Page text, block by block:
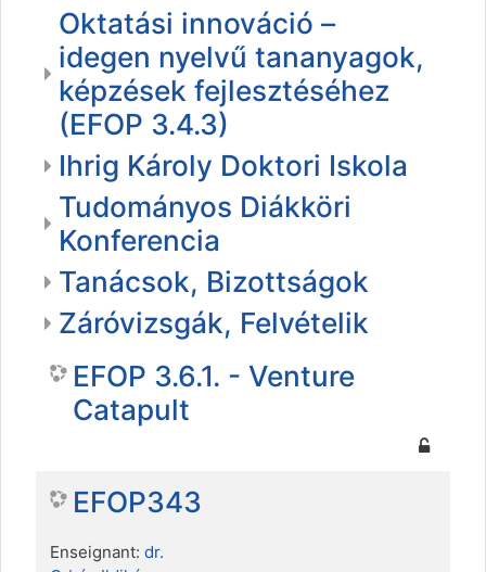
Oktatási innováció –
idegen nyelvű tananyagok,
képzések fejlesztéséhez
(EFOP 3.4.3)
Ihrig Károly Doktori Iskola
Tudományos Diákköri
Konferencia
Tanácsok, Bizottságok
Záróvizsgák, Felvételik
EFOP 3.6.1. - Venture
Catapult
EFOP343
Enseignant: dr.